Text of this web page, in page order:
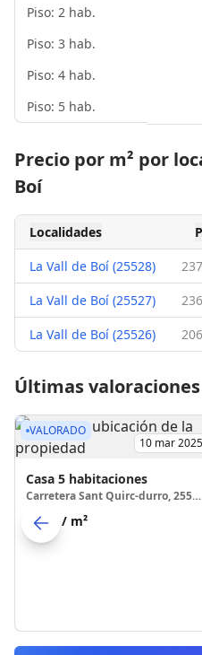
Piso: 2 hab.
Piso: 3 hab.
Piso: 4 hab.
Piso: 5 hab.
Precio por m² por
Boí
Localidades
La Vall de Boí (25528)
La Vall de Boí (25527)
La Vall de Boí (25526)
Últimas
VALORADO
10 mar 2025
Casa 5 habitaciones
Carretera Sant Quirc-durro, 25527 Durro
458 € / m²